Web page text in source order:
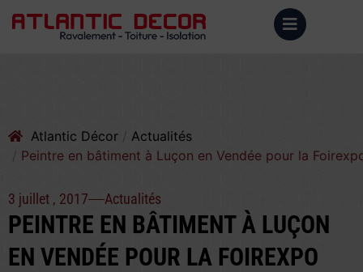
Atlantic Décor
Actualités
Peintre en bâtiment à Luçon en Vendée pour la
3 juillet , 2017 Actualités
PEINTRE EN BÂTIMENT À LUÇON
EN VENDÉE POUR LA FOIREXPO